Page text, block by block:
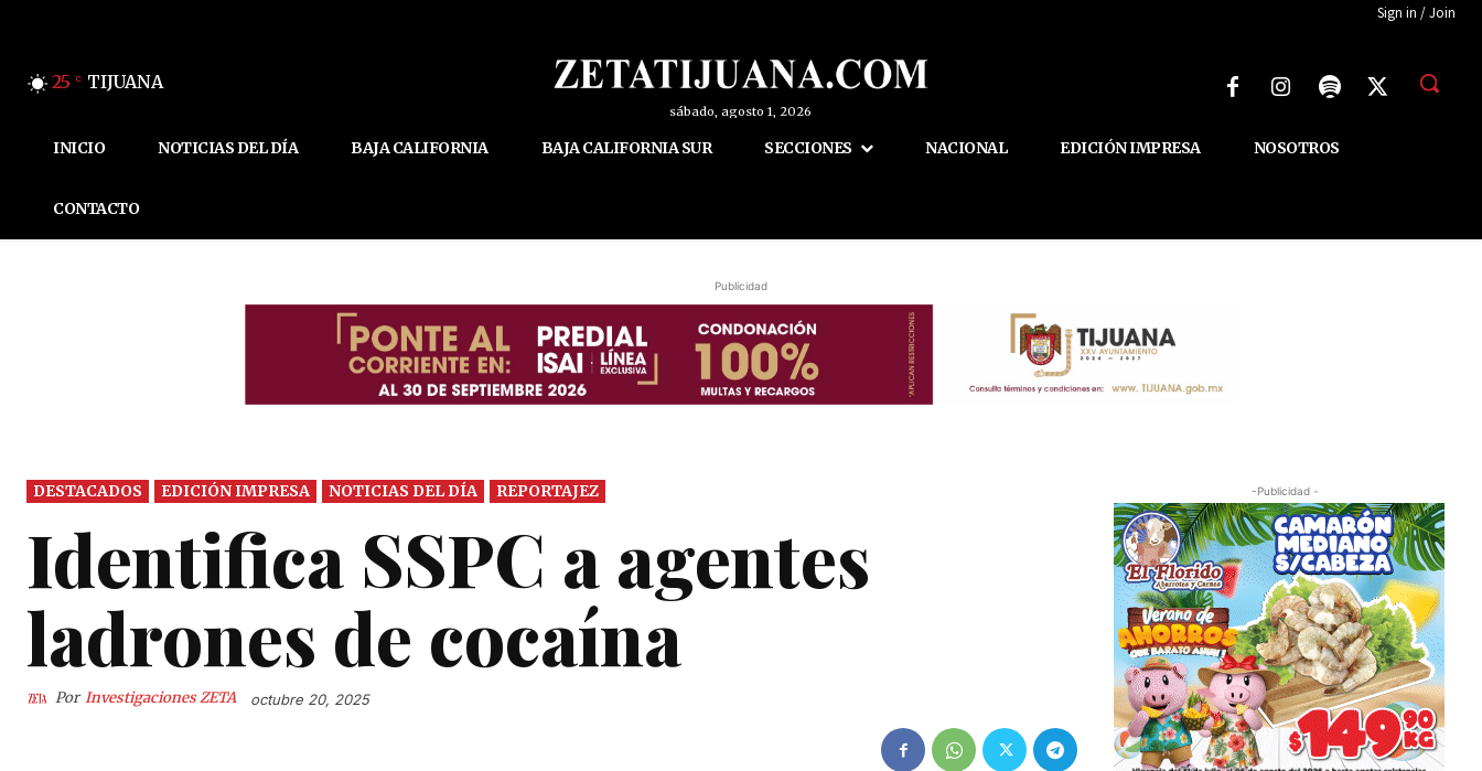
Sign in / Join
25 C TIJUANA
sábado, agosto 1, 2026
INICIO NOTICIAS DEL DÍA BAJA CALIFORNIA BAJA CALIFORNIA SUR SECCIONES NACIONAL EDICIÓN IMPRESA NOSOTROS
CONTACTO
Publicidad
DESTACADOS EDICIÓN IMPRESA NOTICIAS DEL DÍA REPORTAJEZ
Identifica SSPC a agentes
ladrones de cocaína
Por Investigaciones ZETA octubre 20, 2025
-Publicidad -